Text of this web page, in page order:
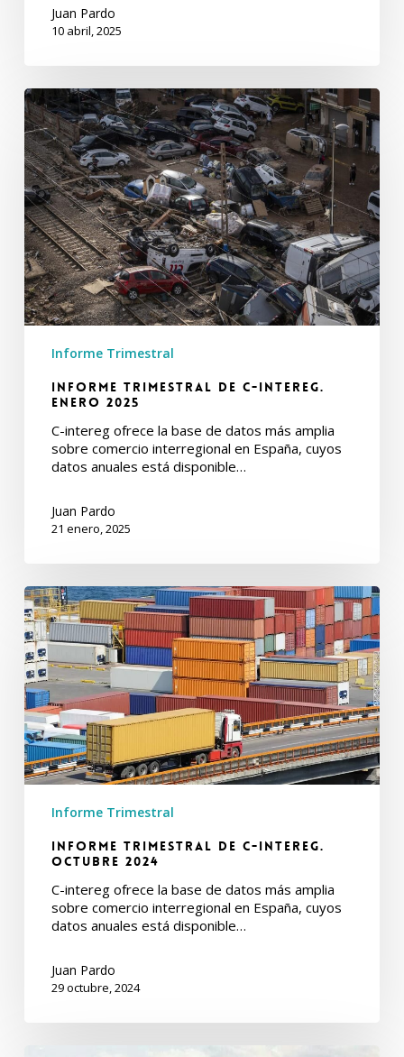
Juan Pardo
10 abril, 2025
Informe
Trimestral
de
C-
intereg.
Enero
2025
Informe Trimestral
Informe Trimestral de C-intereg.
Enero 2025
C-intereg ofrece la base de datos más amplia
sobre comercio interregional en España, cuyos
datos anuales está disponible…
Juan Pardo
21 enero, 2025
Informe
Trimestral
de
C-
intereg.
Octubre
2024
Informe Trimestral
Informe Trimestral de C-intereg.
Octubre 2024
C-intereg ofrece la base de datos más amplia
sobre comercio interregional en España, cuyos
datos anuales está disponible…
Juan Pardo
29 octubre, 2024